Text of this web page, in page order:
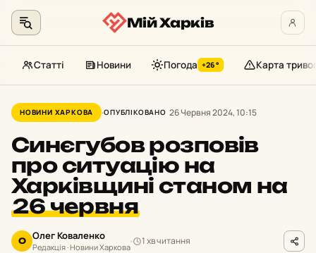
до
контенту
Мій Харків
Статті Новини Погода +26° Карта
НОВИНИ ХАРКОВА ОПУБЛІКОВАНО 26 Червня 2024, 10:15
Синєгубов розповів
про ситуацію на
Харківщині станом на
26 червня
О Олег Коваленко
Редакція · Новини Харкова
1 хв читання